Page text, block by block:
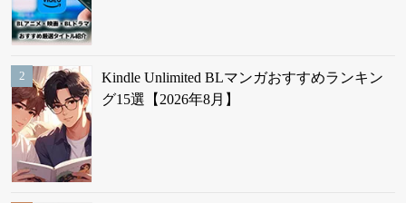
Kindle Unlimited BLマンガおすすめランキン
グ15選【2026年8月】